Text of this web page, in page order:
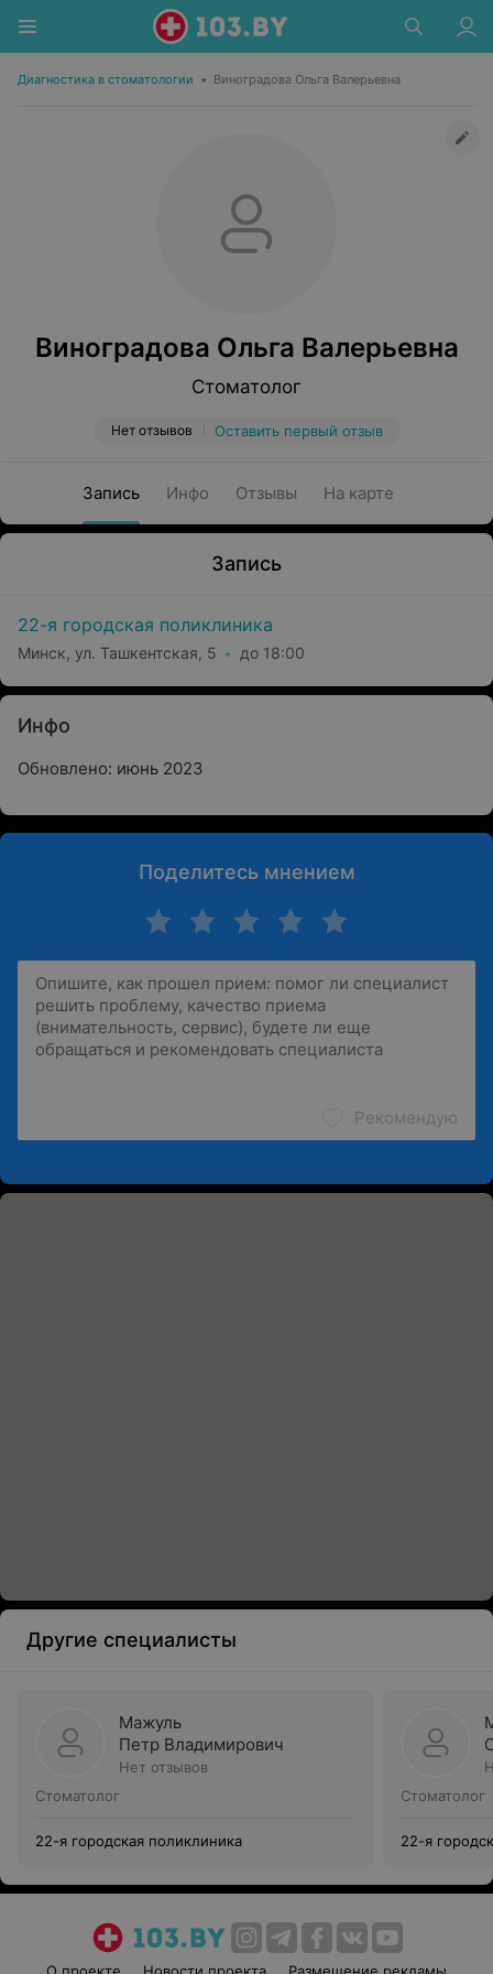
Диагностика в стоматологии • Виноградова Ольга Валерьевна
Виноградова Ольга Валерьевна
Стоматолог
Нет отзывов Оставить первый отзыв
Запись Инфо Отзывы На карте
Запись
22-я городская поликлиника
Минск, ул. Ташкентская, 5 до 18:00
Инфо
Обновлено: июнь 2023
Поделитесь мнением
Рекомендую
Другие специалисты
Мажуль
Петр Владимирович
Нет отзывов
Стоматолог
22-я городская поликлиника
Стоматолог
22-я